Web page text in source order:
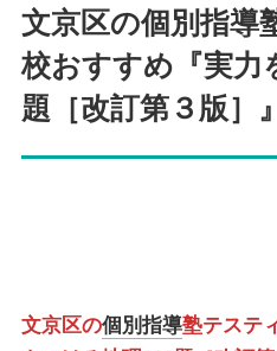
文京区の個別指導
校おすすめ『実力
題［改訂第３版］』
文京区の個別指導塾テステ